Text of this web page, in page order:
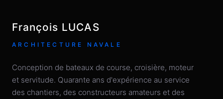
François LUCAS
ARCHITECTURE NAVALE
Conception de bateaux de course, croisière, moteur
et servitude. Quarante ans d'expérience au service
des chantiers, des constructeurs amateurs et des